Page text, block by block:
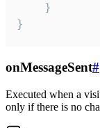
    }
}
onMessageSent#
Executed when a
only if there is no